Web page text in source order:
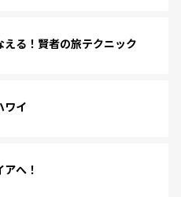
る！賢者の旅テクニック
ワイ
へ！